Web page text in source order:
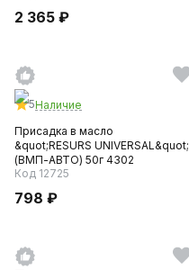
2 365 ₽
5Наличие
Присадка в масло
&quot;RESURS UNIVERSAL&quot;
(ВМП-АВТО) 50г 4302
Код 12725
798 ₽